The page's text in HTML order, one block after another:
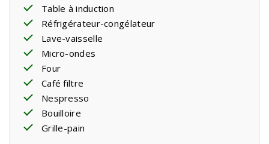
Table à induction
Réfrigérateur-congélateur
Lave-vaisselle
Micro-ondes
Four
Café filtre
Nespresso
Bouilloire
Grille-pain